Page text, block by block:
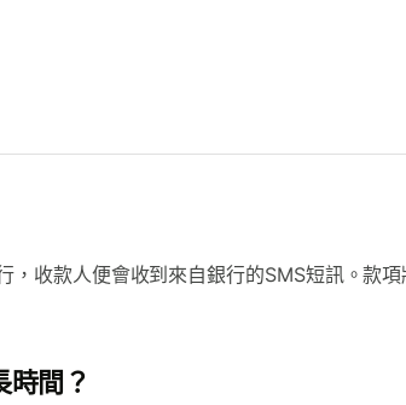
，收款人便會收到來自銀行的SMS短訊。款
時間？